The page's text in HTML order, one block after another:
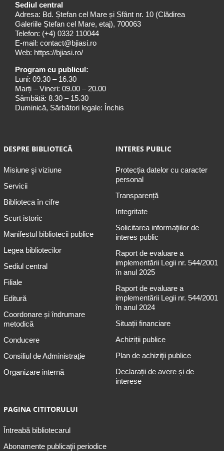
Sediul central
Adresa: Bd. Ștefan cel Mare și Sfânt nr. 10 (Clădirea
Galeriile Ștefan cel Mare, etaj), 700063
Telefon: (+4) 0332 110044
E-mail: contact@bjiasi.ro
Web: https://bjiasi.ro/
Program cu publicul:
Luni: 09.30 – 16.30
Marți – Vineri: 09.00 – 20.00
Sâmbătă: 8.30 – 15.30
Duminică, Sărbători legale: Închis
DESPRE BIBLIOTECĂ
Misiune şi viziune
Servicii
Biblioteca în cifre
Scurt istoric
Manifestul bibliotecii publice
Legea bibliotecilor
Sediul central
Filiale
Editură
Coordonare și îndrumare
metodică
Conducere
Consiliul de Administrație
Organizare internă
INTERES PUBLIC
Protecția datelor cu caracter
personal
Transparență
Integritate
Solicitarea informaţiilor de
interes public
Raport de evaluare a
implementării Legii nr. 544/2001
în anul 2025
Raport de evaluare a
implementării Legii nr. 544/2001
în anul 2024
Situații financiare
Achiziții publice
Plan de achiziţii publice
Declarații de avere și de
interese
PAGINA CITITORULUI
Întreabă bibliotecarul
Abonamente publicaţii periodice